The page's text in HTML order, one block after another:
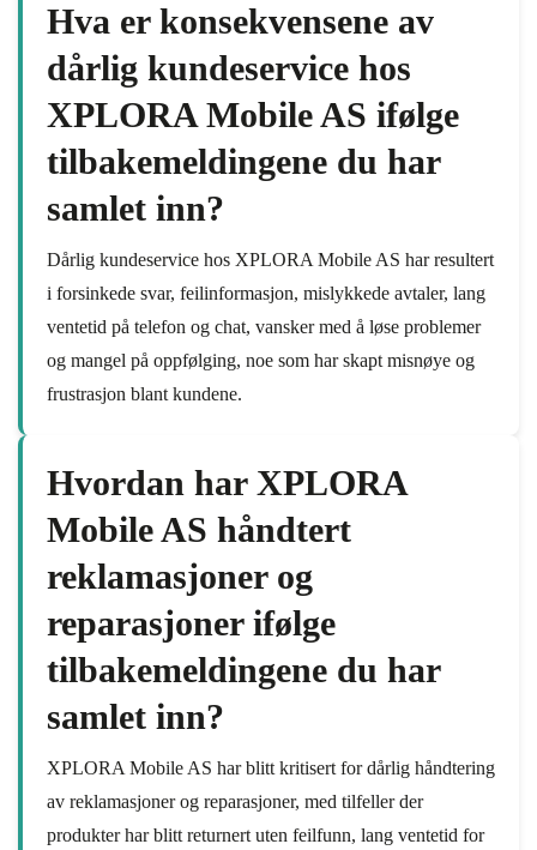
Hva er konsekvensene av
dårlig kundeservice hos
XPLORA Mobile AS ifølge
tilbakemeldingene du har
samlet inn?
Dårlig kundeservice hos XPLORA Mobile AS har resultert
i forsinkede svar, feilinformasjon, mislykkede avtaler, lang
ventetid på telefon og chat, vansker med å løse problemer
og mangel på oppfølging, noe som har skapt misnøye og
frustrasjon blant kundene.
Hvordan har XPLORA
Mobile AS håndtert
reklamasjoner og
reparasjoner ifølge
tilbakemeldingene du har
samlet inn?
XPLORA Mobile AS har blitt kritisert for dårlig håndtering
av reklamasjoner og reparasjoner, med tilfeller der
produkter har blitt returnert uten feilfunn, lang ventetid for